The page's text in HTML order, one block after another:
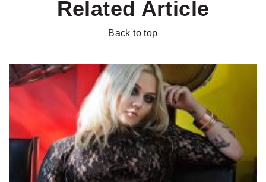
Related Article
Back to top